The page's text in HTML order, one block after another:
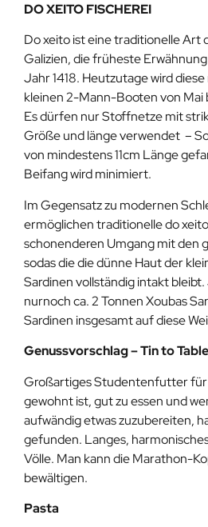
DO XEITO FISCHEREI
Do xeito ist eine traditionelle Art
Galizien, die früheste
Jahr 1418. Heutzutage wird
kleinen 2-Mann-Booten von Mai
Es dürfen nur Stoffnetze mit
Größe und länge verwendet –
von mindestens 11cm Länge
Beifang wird minimiert.
Im Gegensatz zu modernen
ermöglichen traditionelle do
schonenderen Umgang mit den
sodas die die dünne Haut der
Sardinen vollständig intakt
nurnoch ca. 2 Tonnen Xoubas
Sardinen insgesamt auf diese
Genussvorschlag – Tin to
Großartiges Studentenfutter für
gewohnt ist, gut zu essen und
aufwändig etwas zuzubereiten,
gefunden. Langes,
Völle. Man kann die Marathon-
bewältigen.
Pasta